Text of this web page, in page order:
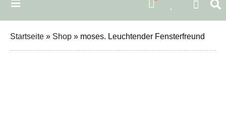
Startseite » Shop » moses. Leuchtender Fensterfreund